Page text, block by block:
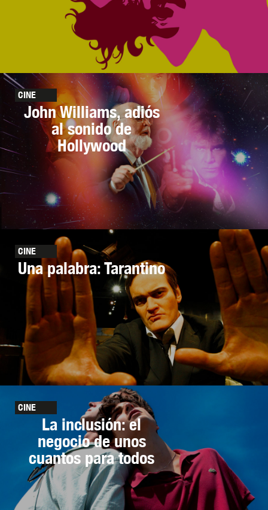
CINE
John Williams, adiós
al sonido de
Hollywood
CINE
Una palabra: Tarantino
CINE
La inclusión: el
negocio de unos
cuantos para todos